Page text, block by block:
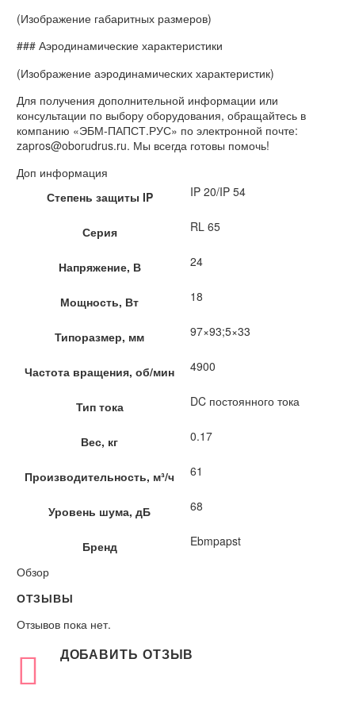
(Изображение габаритных размеров)
### Аэродинамические характеристики
(Изображение аэродинамических характеристик)
Для получения дополнительной информации или
консультации по выбору оборудования, обращайтесь в
компанию «ЭБМ-ПАПСТ.РУС» по электронной почте:
zapros@oborudrus.ru. Мы всегда готовы помочь!
Доп информация
Степень защиты IP
IP 20/IP 54
Серия RL 65
Напряжение, В 24
Мощность, Вт 18
Типоразмер, мм 97×93;5×33
Частота вращения, об/мин 4900
Тип тока DC постоянного тока
Вес, кг 0.17
Производительность, м³/ч 61
Уровень шума, дБ 68
Бренд
Ebmpapst
Обзор
ОТЗЫВЫ
Отзывов пока нет.
ДОБАВИТЬ ОТЗЫВ